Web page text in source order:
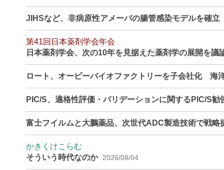
JIHSなど、非病原性アメーバの腸管感染モデルを確
第41回日本薬剤学会年会
日本薬剤学会、次の10年を見据えた薬剤学の展開を議
ロート、オーピーバイオファクトリーを子会社化 海
PIC/S、適格性評価・バリデーションに関するPIC/S勧
富士フイルムと大鵬薬品、次世代ADC製造技術で戦略
かきくけこらむ
そういう時代なのか 2026/08/04